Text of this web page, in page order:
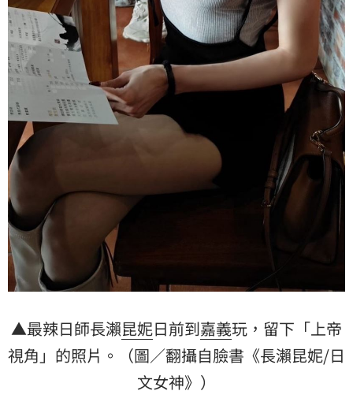
▲最辣日師長瀨昆妮日前到嘉義玩，留下「上帝
視角」的照片。（圖／翻攝自臉書《長瀨昆妮/日
文女神》）